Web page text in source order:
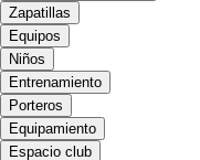
Zapatillas
Equipos
Niños
Entrenamiento
Porteros
Equipamiento
Espacio club